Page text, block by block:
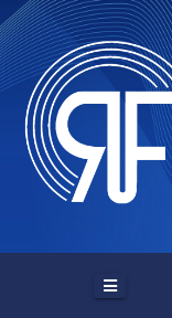
Skip
to
content